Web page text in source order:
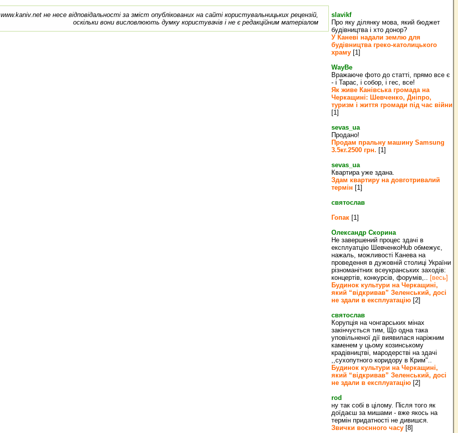
www.kaniv.net не несе відповідальності за зміст опублікованих на сайті користувальницьких рецензій,
оскільки вони висловлюють думку користувачів і не є редакційним матеріалом
slavikf
Про яку ділянку мова, який бюджет
будівництва і хто донор?
У Каневі надали землю для
будівництва греко‐католицького
храму [1]
WayBe
Вражаюче фото до статті, прямо все є
- і Тарас, і собор, і гес, все!
Як живе Канівська громада на
Черкащині: Шевченко, Дніпро,
туризм і життя громади під час війни
[1]
sevas_ua
Продано!
Продам пральну машину Samsung
3.5кг.2500 грн. [1]
sevas_ua
Квартира уже здана.
Здам квартиру на довготривалий
термін [1]
святослав
Гопак [1]
Олександр Скорина
Не завершений процес здачі в
експлуатцію ШевченкоHub обмежує,
нажаль, можливості Канева на
проведення в дужовній столиці України
різноманітних всеукранських заходів:
концертів, конкурсів, форумів,.. [весь]
Будинок культури на Черкащині,
який “відкривав” Зеленський, досі
не здали в експлуатацію [2]
святослав
Корупція на чонгарських мінах
закінчується тим, Що одна така
уповільненої дії виявилася наріжним
каменем у цьому козинському
крадівництві, мародерстві на здачі
,,сухопутного коридору в Крим"..
Будинок культури на Черкащині,
який “відкривав” Зеленський, досі
не здали в експлуатацію [2]
rod
ну так собі в цілому. Після того як
доїдаєш за мишами - вже якось на
термін придатності не дивишся.
Звички воєнного часу [8]